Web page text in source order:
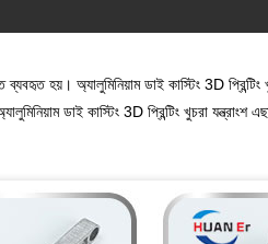
হয়। অ্যালুমিনিয়াম ডাই কাস্টিং 3D
ডাই কাস্টিং 3D প্রিন্টিং খুচরা যন্ত্রাংশ